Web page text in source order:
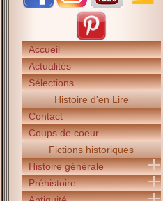
Accueil
Actualités
Sélections
Histoire d'en Lire
Contact
Coups de coeur
Fictions historiques
Histoire générale
Préhistoire